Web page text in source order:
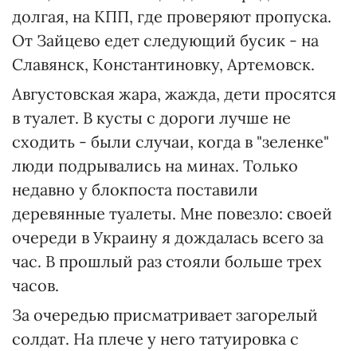
долгая, на КПП, где проверяют пропуска.
От Зайцево едет следующий бусик - на
Славянск, Константиновку, Артемовск.
Августовская жара, жажда, дети просятся
в туалет. В кусты с дороги лучше не
сходить - были случаи, когда в "зеленке"
люди подрывались на минах. Только
недавно у блокпоста поставили
деревянные туалеты. Мне повезло: своей
очереди в Украину я дождалась всего за
час. В прошлый раз стояли больше трех
часов.
За очередью присматривает загорелый
солдат. На плече у него татуировка с